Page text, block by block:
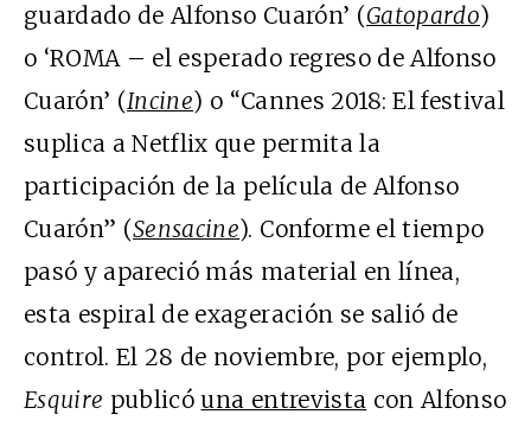
guardado de Alfonso Cuarón’ (Gatopardo)
o ‘ROMA – el esperado regreso de Alfonso
Cuarón’ (Incine) o “Cannes 2018: El festival
suplica a Netflix que permita la
participación de la película de Alfonso
Cuarón” (Sensacine). Conforme el tiempo
pasó y apareció más material en línea,
esta espiral de exageración se salió de
control. El 28 de noviembre, por ejemplo,
Esquire publicó una entrevista con Alfonso